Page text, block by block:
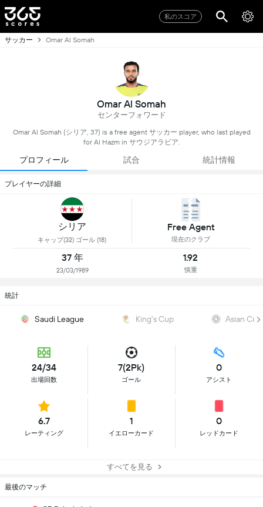
私のスコア
サッカー Omar Al Somah
Omar Al Somah
センターフォワード
Omar Al Somah (シリア, 37) is a free agent サッカー player, who last played
for Al Hazm in サウジアラビア.
プロフィール 試合 統計情報
プレイヤーの詳細
シリア
キャップ(32) ゴール (18)
Free Agent
現在のクラブ
37 年
23/03/1989
1.92
慎重
統計
Saudi League King's Cup Asian
24/34
出場回数
7(2Pk)
ゴール
0
アシスト
6.7
レーティング
1
イエローカード
0
レッドカード
すべてを見る
最後のマッチ